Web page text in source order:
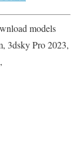
models
3dsky Pro 2023,